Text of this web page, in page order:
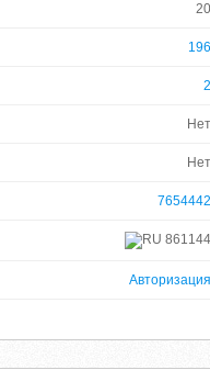
20
196
2
Нет
Нет
7654442
861144
Авторизация